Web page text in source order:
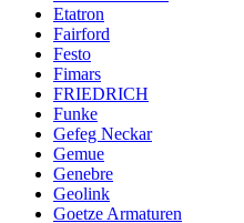
Etatron
Fairford
Festo
Fimars
FRIEDRICH
Funke
Gefeg Neckar
Gemue
Genebre
Geolink
Goetze Armaturen